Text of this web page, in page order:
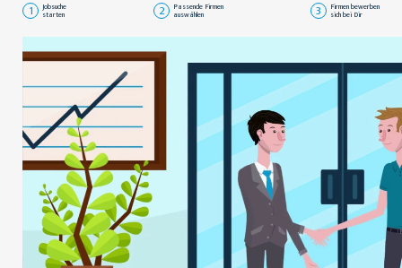
1 Jobsuche
starten 2 Passende Firmen
auswählen 3 Firmen bewerben
sich bei Dir